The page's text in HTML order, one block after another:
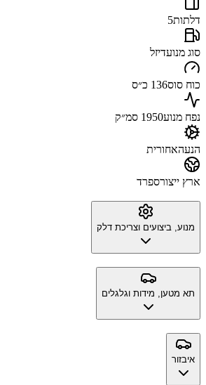
דלתות5
סוג מנועדיזל
כוח סוס136 כ״ס
נפח מנוע1950 סמ״ק
הנעהאחורית
ארץ ייצורספרד
מנוע, ביצועים וצריכת דלק
תא מטען, מידות וגלגלים
איבזור